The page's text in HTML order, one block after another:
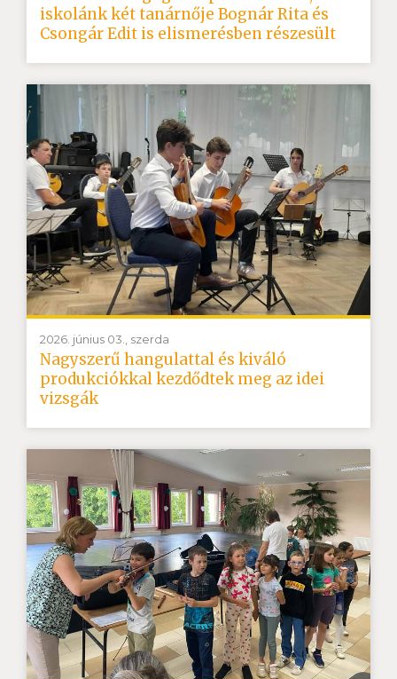
iskolánk két tanárnője Bognár Rita és
Csongár Edit is elismerésben részesült
2026. június 03., szerda
Nagyszerű hangulattal és kiváló
produkciókkal kezdődtek meg az idei
vizsgák